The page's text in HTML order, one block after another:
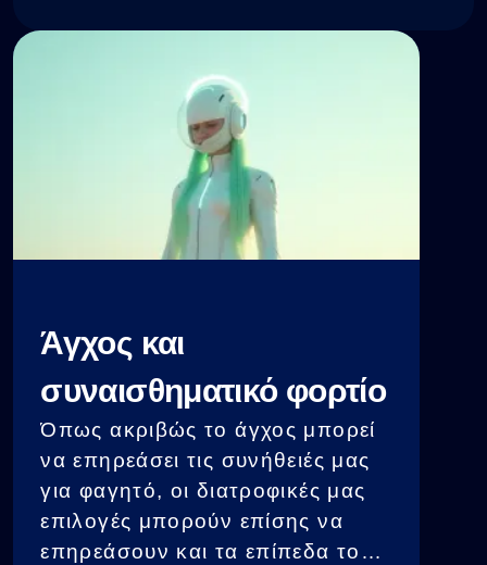
Άγχος και
συναισθηματικό φορτίο
Όπως ακριβώς το άγχος μπορεί
να επηρεάσει τις συνήθειές μας
για φαγητό, οι διατροφικές μας
επιλογές μπορούν επίσης να
επηρεάσουν και τα επίπεδα του